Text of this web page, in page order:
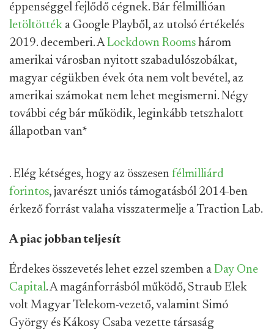
éppenséggel fejlődő cégnek. Bár félmillióan
letöltötték a Google Playből, az utolsó értékelés
2019. decemberi. ALockdown Rooms három
amerikai városban nyitott szabadulószobákat,
magyar cégükben évek óta nem volt bevétel, az
amerikai számokat nem lehet megismerni. Négy
további cég bár működik, leginkább tetszhalott
állapotban van*
. Elég kétséges, hogy az összesen félmilliárd
forintos, javarészt uniós támogatásból 2014-ben
érkező forrást valaha visszatermelje a Traction Lab.
A piac jobban teljesít
Érdekes összevetés lehet ezzel szemben a Day One
Capital. A magánforrásból működő, Straub Elek
volt Magyar Telekom-vezető, valamint Simó
György és Kákosy Csaba vezette társaság